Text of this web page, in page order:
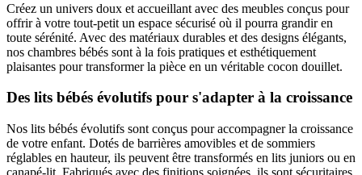
Créez un univers doux et accueillant avec des meubles conçus pour
offrir à votre tout-petit un espace sécurisé où il pourra grandir en
toute sérénité. Avec des matériaux durables et des designs élégants,
nos chambres bébés sont à la fois pratiques et esthétiquement
plaisantes pour transformer la pièce en un véritable cocon douillet.
Des lits bébés évolutifs pour s'adapter à la croissance
Nos lits bébés évolutifs sont conçus pour accompagner la croissance
de votre enfant. Dotés de barrières amovibles et de sommiers
réglables en hauteur, ils peuvent être transformés en lits juniors ou en